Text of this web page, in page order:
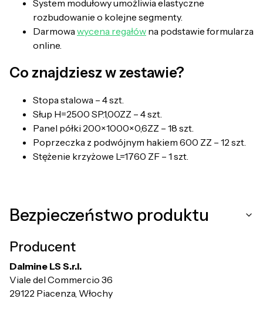
System modułowy umożliwia elastyczne
rozbudowanie o kolejne segmenty.
Darmowawycena regałów na podstawie formularza
online.
Co znajdziesz w zestawie?
Stopa stalowa – 4 szt.
Słup H=2500 SP.1,00ZZ – 4 szt.
Panel półki 200×1000×0,6ZZ – 18 szt.
Poprzeczka z podwójnym hakiem 600 ZZ – 12 szt.
Stężenie krzyżowe L=1760 ZF – 1 szt.
Bezpieczeństwo produktu
Producent
Dalmine LS S.r.l.
Viale del Commercio 36
29122 Piacenza, Włochy